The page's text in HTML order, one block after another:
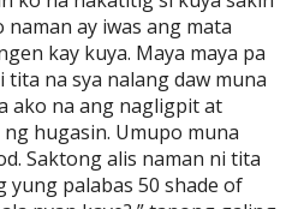
ay iwas ang mata
kay kuya. Maya maya pa
na sya nalang daw muna
ako na ang nagligpit at
hugasin. Umupo muna
Saktong alis naman ni tita
yung palabas 50 shade of